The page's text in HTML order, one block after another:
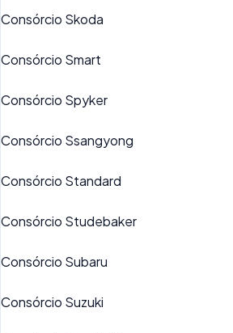
Consórcio Skoda
Consórcio Smart
Consórcio Spyker
Consórcio Ssangyong
Consórcio Standard
Consórcio Studebaker
Consórcio Subaru
Consórcio Suzuki